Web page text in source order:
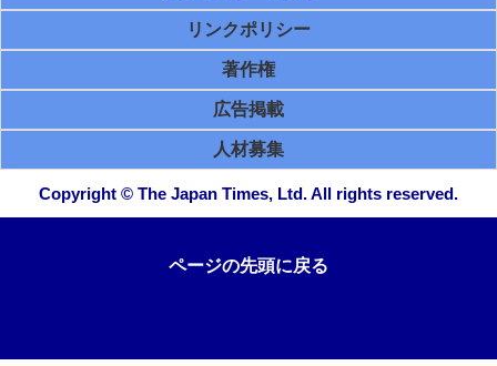
リンクポリシー
著作権
広告掲載
人材募集
Copyright © The Japan Times, Ltd. All rights reserved.
ページの先頭に戻る